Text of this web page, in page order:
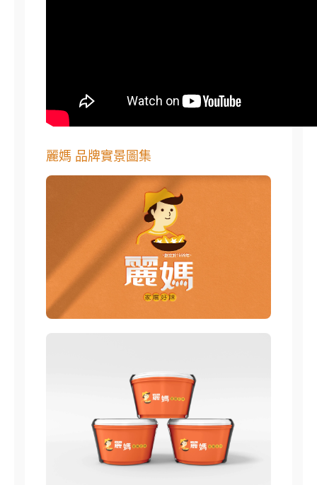
麗媽 品牌實景圖集